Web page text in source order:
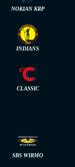
NOKIAN KRP
INDIANS
CLASSIC
SBS WIRMO